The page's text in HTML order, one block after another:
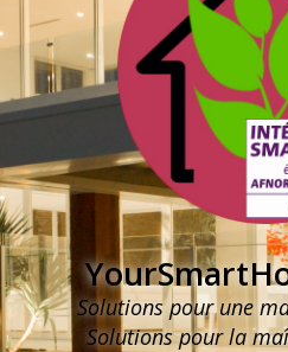
Solutions pour une
Solutions pour la